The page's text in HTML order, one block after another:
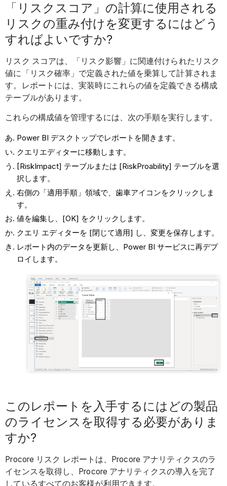
「リスクスコア」の計算に使用される
リスクの重み付けを変更するにはどう
すればよいですか?
リスク スコアは、「リスク影響」に関連付けられたリスク
値に「リスク確率」で定義された値を乗算して計算されま
す。レポートには、実装時にこれらの値を定義できる構成
テーブルがあります。
これらの構成値を管理するには、次の手順を実行します。
Power BI デスクトップでレポートを開きます。
クエリエディターに移動します。
[RiskImpact] テーブルまたは [RiskProability] テーブルを選
択します。
右側の「適用手順」領域で、歯車アイコンをクリックしま
す。
値を編集し、[OK] をクリックします。
クエリ エディターを [閉じて適用] し、変更を保存します。
レポート内のデータを更新し、Power BI サービスに再デプ
ロイします。
このレポートを入手するにはどの製品
のライセンスを取得する必要がありま
すか?
Procore リスク レポートは、Procore アナリティクスのラ
イセンスを取得し、Procore アナリティクスの導入を完了
しているすべてのお客様が利用できます。